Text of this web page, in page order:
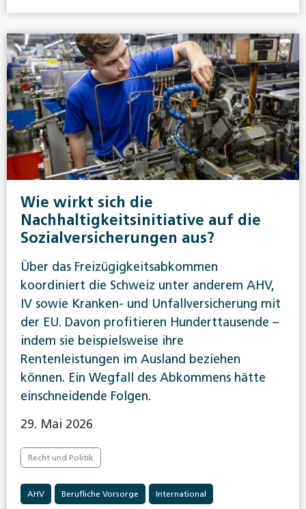
Wie wirkt sich die
Nachhaltigkeitsinitiative auf die
Sozialversicherungen aus?
Über das Freizügigkeitsabkommen
koordiniert die Schweiz unter anderem AHV,
IV sowie Kranken- und Unfallversicherung mit
der EU. Davon profitieren Hunderttausende –
indem sie beispielsweise ihre
Rentenleistungen im Ausland beziehen
können. Ein Wegfall des Abkommens hätte
einschneidende Folgen.
29. Mai 2026
Recht und Politik
AHV Berufliche Vorsorge International